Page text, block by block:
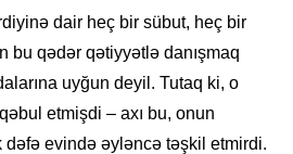
dair heç bir sübut, heç bir
bu qədər qətiyyətlə danışmaq
uyğun deyil. Tutaq ki, o
etmişdi – axı bu, onun
dəfə evində əyləncə təşkil etmirdi.